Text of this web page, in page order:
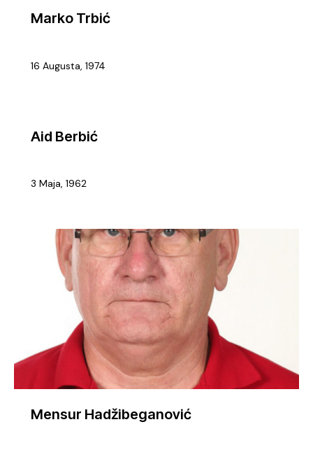
Marko Trbić
16 Augusta, 1974
Aid Berbić
3 Maja, 1962
Mensur Hadžibeganović